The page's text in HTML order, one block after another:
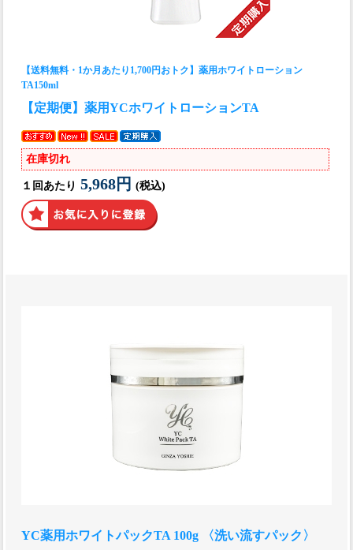
【送料無料・1か月あたり1,700円おトク】薬用ホワイトローション
TA150ml
【定期便】薬用YCホワイトローションTA
在庫切れ
１回あたり 5,968円 (税込)
YC薬用ホワイトパックTA 100g 〈洗い流すパック〉